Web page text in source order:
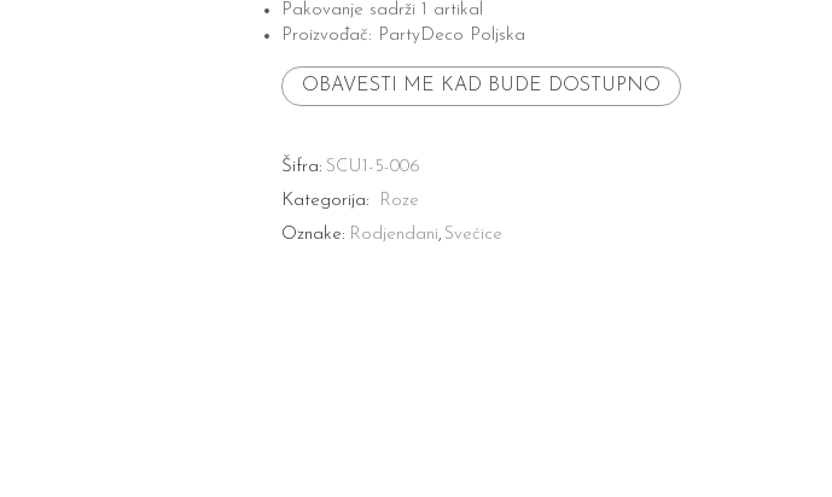
Pakovanje sadrži 1 artikal
Proizvođač: PartyDeco Poljska
Šifra: SCU1-5-006
Kategorija:
Roze
Oznake: Rodjendani, Svećice